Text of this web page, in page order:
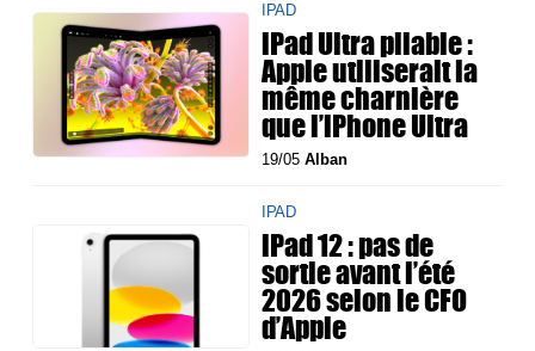
IPAD
iPad Ultra pliable :
Apple utiliserait la
même charnière
que l’iPhone Ultra
19/05Alban
IPAD
iPad 12 : pas de
sortie avant l’été
2026 selon le CFO
d’Apple